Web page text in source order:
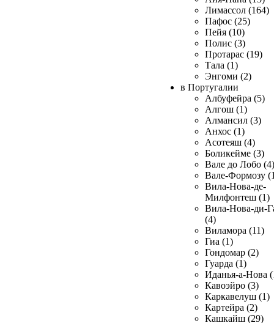
Лимассол (164)
Пафос (25)
Пейя (10)
Полис (3)
Протарас (19)
Тала (1)
Энгоми (2)
в Португалии
Албуфейра (5)
Алгош (1)
Алмансил (3)
Анхос (1)
Асотеяш (4)
Боликейме (3)
Вале до Лобо (4)
Вале-Формозу
Вила-Нова-де-
Милфонтеш (1)
Вила-Нова-ди-
(4)
Виламора (11)
Гиа (1)
Гондомар (2)
Гуарда (1)
Иданья-а-Нова
Кавоэйро (3)
Каркавелуш (1)
Картейра (2)
Кашкайш (29)